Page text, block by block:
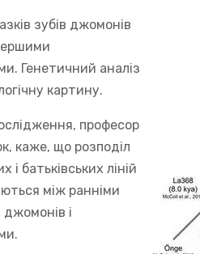
зубів джомонів
Генетичний аналіз
картину.
професор
каже, що розподіл
і батьківських ліній
між ранніми
і